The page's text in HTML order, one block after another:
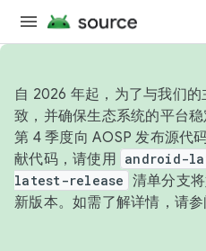
自 2026 年起，为了与我们
致，并确保生态系统的平台
第 4 季度向 AOSP 发布源代
献代码，请使用 android-
latest-release 清单分支
新版本。如需了解详情，请参